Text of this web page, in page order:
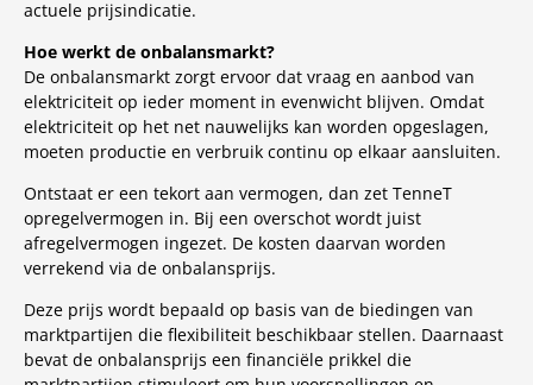
actuele prijsindicatie.
Hoe werkt de onbalansmarkt?
De onbalansmarkt zorgt ervoor dat vraag en aanbod van
elektriciteit op ieder moment in evenwicht blijven. Omdat
elektriciteit op het net nauwelijks kan worden opgeslagen,
moeten productie en verbruik continu op elkaar aansluiten.
Ontstaat er een tekort aan vermogen, dan zet TenneT
opregelvermogen in. Bij een overschot wordt juist
afregelvermogen ingezet. De kosten daarvan worden
verrekend via de onbalansprijs.
Deze prijs wordt bepaald op basis van de biedingen van
marktpartijen die flexibiliteit beschikbaar stellen. Daarnaast
bevat de onbalansprijs een financiële prikkel die